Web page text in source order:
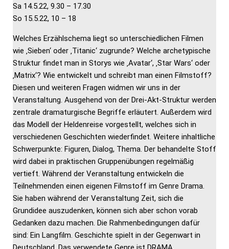
Sa 14.5.22, 9.30 – 17.30
So 15.5.22, 10 – 18
Welches Erzählschema liegt so unterschiedlichen Filmen
wie ‚Sieben‘ oder ‚Titanic‘ zugrunde? Welche archetypische
Struktur findet man in Storys wie ‚Avatar‘, ‚Star Wars‘ oder
‚Matrix‘? Wie entwickelt und schreibt man einen Filmstoff?
Diesen und weiteren Fragen widmen wir uns in der
Veranstaltung. Ausgehend von der Drei-Akt-Struktur werden
zentrale dramaturgische Begriffe erläutert. Außerdem wird
das Modell der Heldenreise vorgestellt, welches sich in
verschiedenen Geschichten wiederfindet. Weitere inhaltliche
Schwerpunkte: Figuren, Dialog, Thema. Der behandelte Stoff
wird dabei in praktischen Gruppenübungen regelmäßig
vertieft. Während der Veranstaltung entwickeln die
Teilnehmenden einen eigenen Filmstoff im Genre Drama.
Sie haben während der Veranstaltung Zeit, sich die
Grundidee auszudenken, können sich aber schon vorab
Gedanken dazu machen. Die Rahmenbedingungen dafür
sind: Ein Langfilm. Geschichte spielt in der Gegenwart in